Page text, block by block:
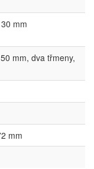
mm
mm, dva třmeny,
mm